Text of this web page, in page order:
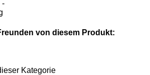
-
von diesem Produkt:
Kategorie